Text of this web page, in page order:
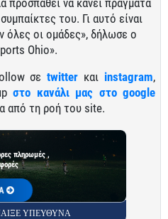
προσπαθεί να κάνει πράγματα
του. Γι αυτό είναι
όλες οι ομάδες», δήλωσε ο
Ohio».
σεtwitter και instagram,
στο κανάλι μας στο google
από τη ροή του site.
πληρωμές ,
ΥΠΕΥΘΥΝΑ